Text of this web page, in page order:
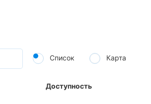
Список Карта
Доступность